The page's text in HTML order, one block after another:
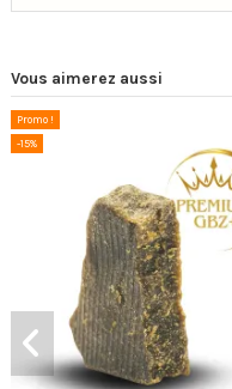
Vous aimerez aussi
Promo !
-15%